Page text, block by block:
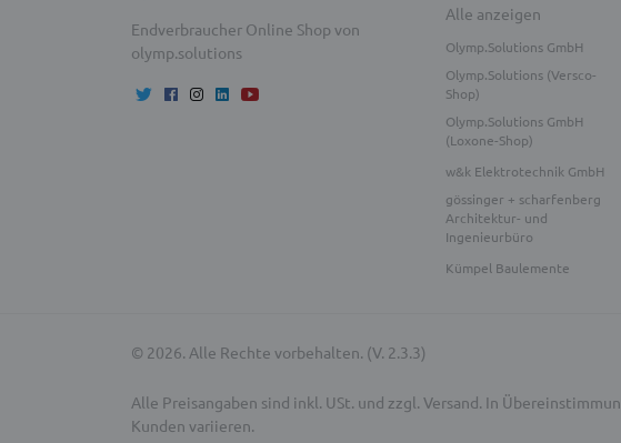
Endverbraucher Online Shop von
olymp.solutions
Alle anzeigen
Olymp.Solutions GmbH
Olymp.Solutions (Versco-
Shop)
Olymp.Solutions GmbH
(Loxone-Shop)
w&k Elektrotechnik GmbH
gössinger + scharfenberg
Architektur- und
Ingenieurbüro
Kümpel Baulemente
© 2026. Alle Rechte vorbehalten. (V. 2.3.3)
Alle Preisangaben sind inkl. USt. und zzgl. Versand. In
Kunden variieren.